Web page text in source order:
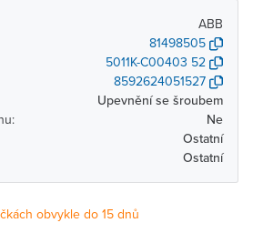
ABB
81498505
5011K-C00403 52
8592624051527
Upevnění se šroubem
Ne
Ostatní
Ostatní
obvykle do 15 dnů